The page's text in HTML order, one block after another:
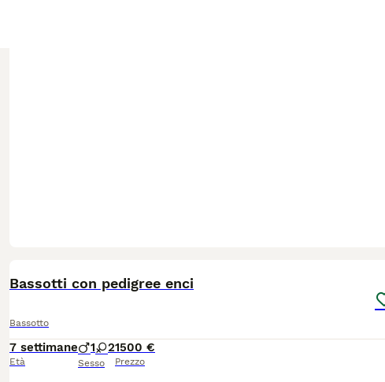
Bassotti con pedigree enci
Bassotto
7 settimane
Età
1 2
Sesso
1500 €
Prezzo